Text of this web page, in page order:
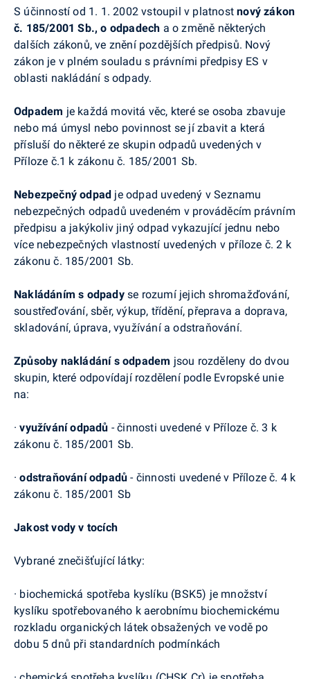
S účinností od 1. 1. 2002 vstoupil v platnostnový zákon
č. 185/2001 Sb., o odpadech a o změně některých
dalších zákonů, ve znění pozdějších předpisů. Nový
zákon je v plném souladu s právními předpisy ES v
oblasti nakládání s odpady.
Odpadem je každá movitá věc, které se osoba zbavuje
nebo má úmysl nebo povinnost se jí zbavit a která
přísluší do některé ze skupin odpadů uvedených v
Příloze č.1 k zákonu č. 185/2001 Sb.
Nebezpečný odpad je odpad uvedený v Seznamu
nebezpečných odpadů uvedeném v prováděcím právním
předpisu a jakýkoliv jiný odpad vykazující jednu nebo
více nebezpečných vlastností uvedených v příloze č. 2 k
zákonu č. 185/2001 Sb.
Nakládáním s odpadyse rozumí jejich shromažďování,
soustřeďování, sběr, výkup, třídění, přeprava a doprava,
skladování, úprava, využívání a odstraňování.
Způsoby nakládání s odpadem jsou rozděleny do dvou
skupin, které odpovídají rozdělení podle Evropské unie
na:
· využívání odpadů - činnosti uvedené v Příloze č. 3 k
zákonu č. 185/2001 Sb.
· odstraňování odpadů - činnosti uvedené v Příloze č. 4 k
zákonu č. 185/2001 Sb
Jakost vody v tocích
Vybrané znečišťující látky:
· biochemická spotřeba kyslíku (BSK5) je množství
kyslíku spotřebovaného k aerobnímu biochemickému
rozkladu organických látek obsažených ve vodě po
dobu 5 dnů při standardních podmínkách